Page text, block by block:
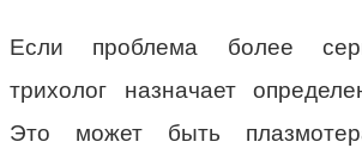
Если проблема более
трихолог назначает
Это может быть